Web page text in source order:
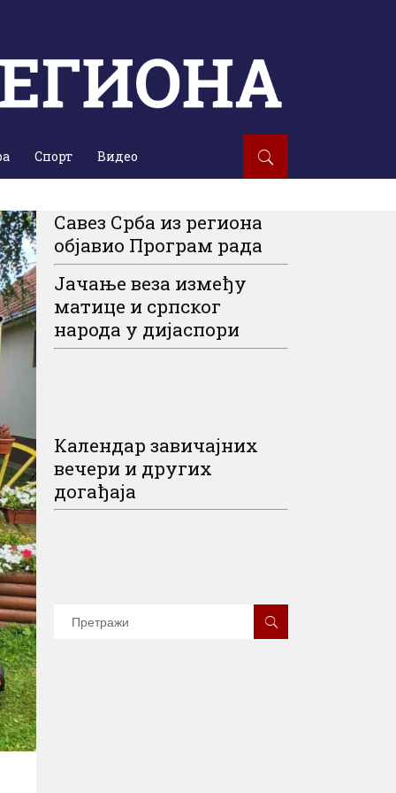
Спорт Видео
Савез Срба из региона
објавио Програм рада
Јачање веза између
матице и српског
народа у дијаспори
Календар завичајних
вечери и других
догађаја